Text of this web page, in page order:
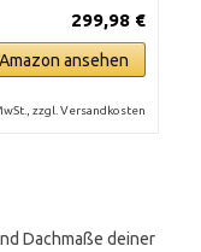
299,98 €
ansehen
zzgl. Versandkosten
Dachmaße deiner